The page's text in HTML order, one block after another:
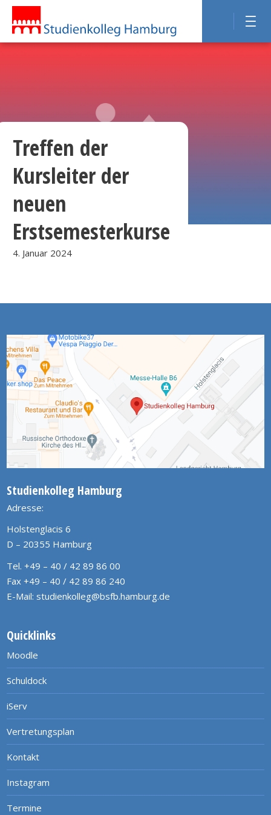
Treffen der
Kursleiter der
neuen
Erstsemesterkurse
4. Januar 2024
Studienkolleg Hamburg
Adresse:
Holstenglacis 6
D – 20355 Hamburg
Tel. +49 – 40 / 42 89 86 00
Fax +49 – 40 / 42 89 86 240
E-Mail: studienkolleg@bsfb.hamburg.de
Quicklinks
Moodle
Schuldock
iServ
Vertretungsplan
Kontakt
Instagram
Termine